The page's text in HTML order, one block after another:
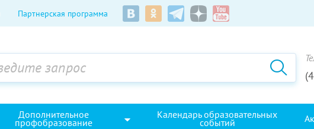
Партнерская программа
Дополнительное
профобразование
Календарь образовательных
событий